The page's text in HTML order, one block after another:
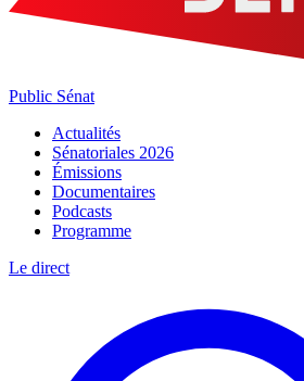
Public Sénat
Actualités
Sénatoriales 2026
Émissions
Documentaires
Podcasts
Programme
Le direct